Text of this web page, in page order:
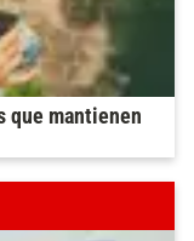
que mantienen